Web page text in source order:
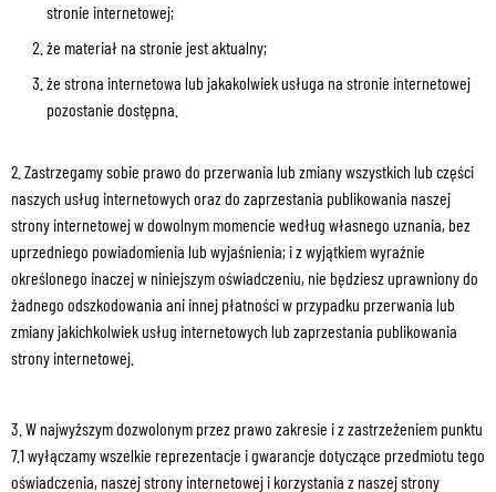
stronie internetowej;
że materiał na stronie jest aktualny;
że strona internetowa lub jakakolwiek usługa na stronie internetowej
pozostanie dostępna.
2. Zastrzegamy sobie prawo do przerwania lub zmiany wszystkich lub części
naszych usług internetowych oraz do zaprzestania publikowania naszej
strony internetowej w dowolnym momencie według własnego uznania, bez
uprzedniego powiadomienia lub wyjaśnienia; i z wyjątkiem wyraźnie
określonego inaczej w niniejszym oświadczeniu, nie będziesz uprawniony do
żadnego odszkodowania ani innej płatności w przypadku przerwania lub
zmiany jakichkolwiek usług internetowych lub zaprzestania publikowania
strony internetowej.
3. W najwyższym dozwolonym przez prawo zakresie i z zastrzeżeniem punktu
7.1 wyłączamy wszelkie reprezentacje i gwarancje dotyczące przedmiotu tego
oświadczenia, naszej strony internetowej i korzystania z naszej strony